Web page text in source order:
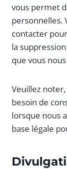
vous permet
personnelles.
contacter
la
que vous
Veuillez
besoin de
lorsque nous
base légale